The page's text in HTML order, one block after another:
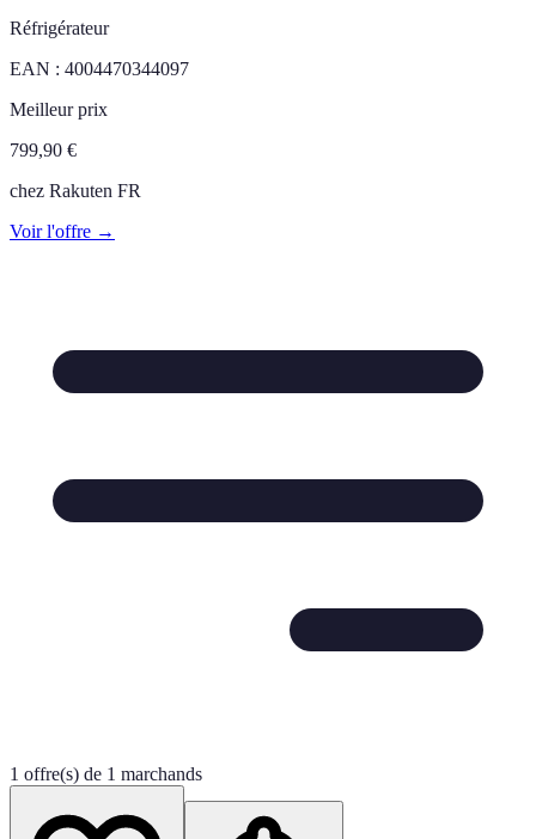
Réfrigérateur
EAN : 4004470344097
Meilleur prix
799,90 €
chez Rakuten FR
Voir l'offre →
1 offre(s) de 1 marchands